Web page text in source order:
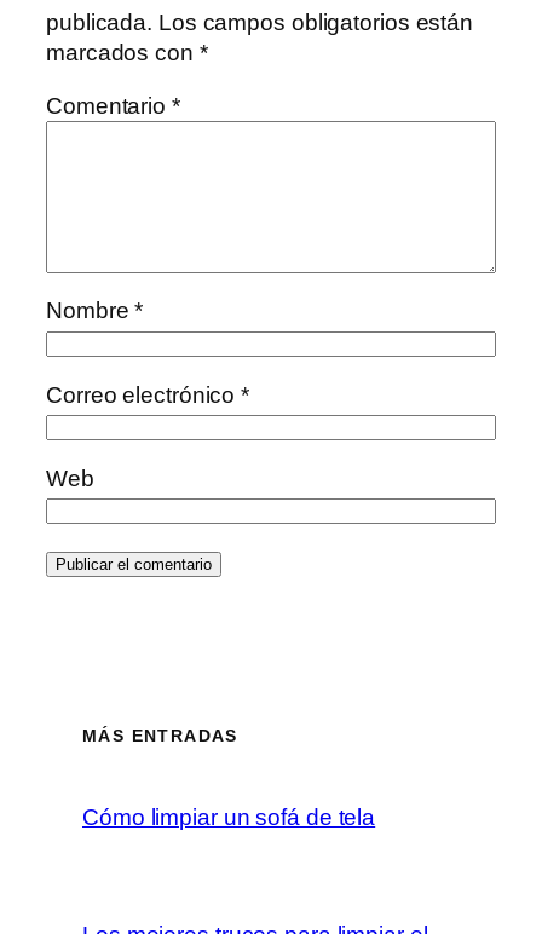
publicada. Los campos obligatorios están
marcados con *
Comentario *
Nombre*
Correo electrónico*
Web
MÁS ENTRADAS
Cómo limpiar un sofá de tela